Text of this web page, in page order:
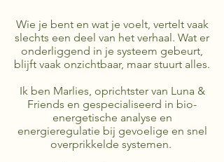
Wie je bent en wat je voelt, vertelt vaak
slechts een deel van het verhaal. Wat er
onderliggend in je systeem gebeurt,
blijft vaak onzichtbaar, maar stuurt alles.
Ik ben Marlies, oprichtster van Luna &
Friends en gespecialiseerd in bio-
energetische analyse en
energieregulatie bij gevoelige en snel
overprikkelde systemen.